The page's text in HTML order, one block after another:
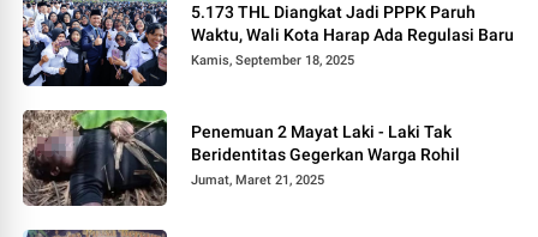
5.173 THL Diangkat Jadi PPPK Paruh
Waktu, Wali Kota Harap Ada Regulasi Baru
Kamis, September 18, 2025
Penemuan 2 Mayat Laki - Laki Tak
Beridentitas Gegerkan Warga Rohil
Jumat, Maret 21, 2025